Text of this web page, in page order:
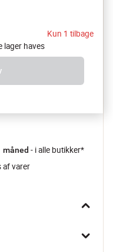
Kun 1 tilbage
haves
måned - i alle butikker*
af varer
familien er sund og rask,